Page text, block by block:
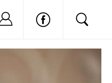
Nu ai cont?